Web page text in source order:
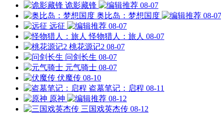
诡影藏锋
08-07
奥比岛：梦想国度
08-07
远征
08-07
怪物猎人：旅人 08-07
桃花源记2 08-07
问剑长生 08-07
元气骑士 08-07
伏魔传 08-10
盗墓笔记：启程 08-11
原神
08-12
三国戏英杰传 08-12